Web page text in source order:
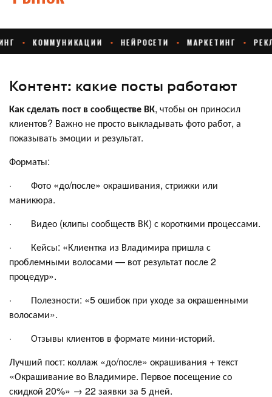
Контент: какие посты работают
Как сделать пост в сообществе ВК, чтобы он приносил
клиентов? Важно не просто выкладывать фото работ, а
показывать эмоции и результат.
Форматы:
· Фото «до/после» окрашивания, стрижки или
маникюра.
· Видео (клипы сообществ ВК) с короткими процессами.
· Кейсы: «Клиентка из Владимира пришла с
проблемными волосами — вот результат после 2
процедур».
· Полезности: «5 ошибок при уходе за окрашенными
волосами».
· Отзывы клиентов в формате мини-историй.
Лучший пост: коллаж «до/после» окрашивания + текст
«Окрашивание во Владимире. Первое посещение со
скидкой 20%» → 22 заявки за 5 дней.